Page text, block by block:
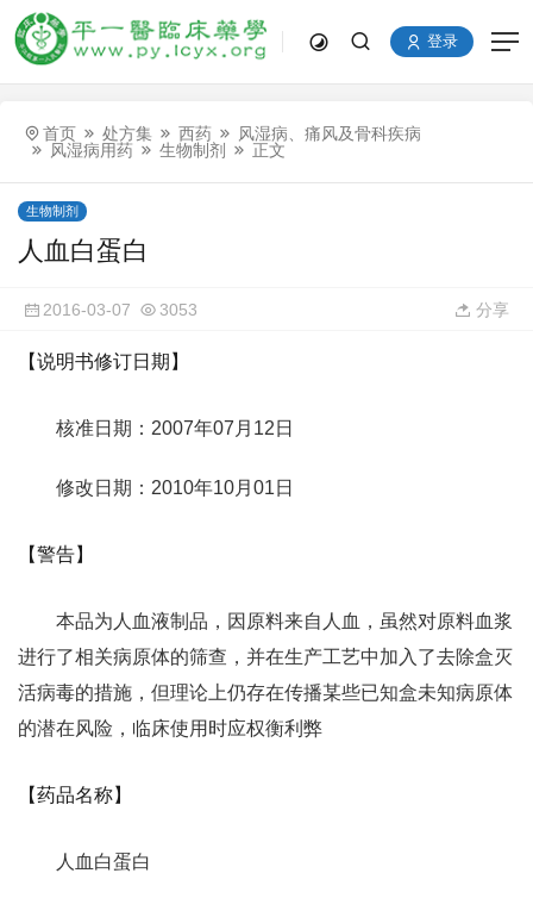
登录
首页 处方集 西药
风湿病、痛风及骨科疾病
风湿病用药
生物制剂 正文
生物制剂
人血白蛋白
2016-03-07 3053 分享
【说明书修订日期】
核准日期：2007年07月12日
修改日期：2010年10月01日
【警告】
本品为人血液制品，因原料来自人血，虽然对原料血浆
进行了相关病原体的筛查，并在生产工艺中加入了去除盒灭
活病毒的措施，但理论上仍存在传播某些已知盒未知病原体
的潜在风险，临床使用时应权衡利弊
【药品名称】
人血白蛋白